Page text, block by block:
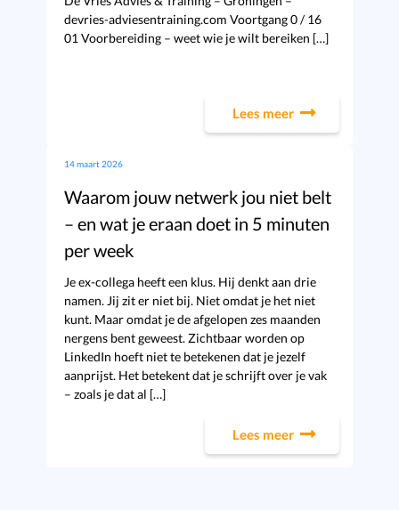
devries-adviesentraining.com Voortgang 0 / 16
01 Voorbereiding – weet wie je wilt bereiken […]
Lees meer
14 maart 2026
Waarom jouw netwerk jou niet belt
– en wat je eraan doet in 5 minuten
per week
Je ex-collega heeft een klus. Hij denkt aan drie
namen. Jij zit er niet bij. Niet omdat je het niet
kunt. Maar omdat je de afgelopen zes maanden
nergens bent geweest. Zichtbaar worden op
LinkedIn hoeft niet te betekenen dat je jezelf
aanprijst. Het betekent dat je schrijft over je vak
– zoals je dat al […]
Lees meer